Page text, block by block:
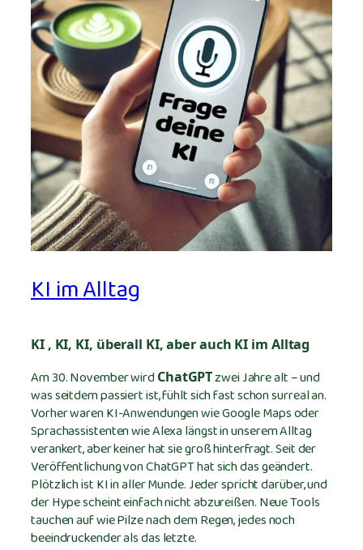
KI im Alltag
KI , KI, KI, überall KI, aber auch KI im Alltag
Am 30. November wird ChatGPTzwei Jahre alt – und
was seitdem passiert ist, fühlt sich fast schon surreal an.
Vorher waren KI-Anwendungen wie Google Maps oder
Sprachassistenten wie Alexa längst in unserem Alltag
verankert, aber keiner hat sie groß hinterfragt. Seit der
Veröffentlichung von ChatGPT hat sich das geändert.
Plötzlich ist KI in aller Munde. Jeder spricht darüber, und
der Hype scheint einfach nicht abzureißen. Neue Tools
tauchen auf wie Pilze nach dem Regen, jedes noch
beeindruckender als das letzte.